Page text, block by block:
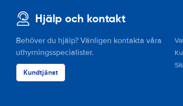
Hjälp och kontakt
Behöver du hjälp? Vänligen kontakta våra
uthyrningsspecialister.
Kundtjänst